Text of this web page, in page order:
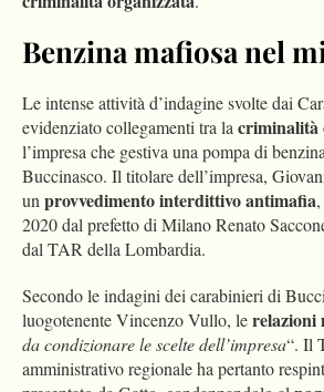
Benzina mafiosa nel
Le intense attività d’indagine svolte dai
evidenziato collegamenti tra lacriminalità
l’impresa che gestiva una pompa di
Buccinasco. Il titolare dell’impresa,
unprovvedimento interdittivo antimafia
2020 dal prefetto di Milano Renato
dal TAR della Lombardia.
Secondo le indagini dei carabinieri di
luogotenente Vincenzo Vullo, lerelazioni
da condizionare le scelte dell’impresa“. Il
amministrativo regionale ha pertanto